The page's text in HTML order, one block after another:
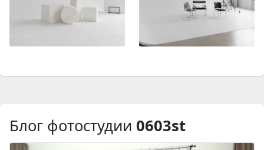
Блог фотостудии 0603st